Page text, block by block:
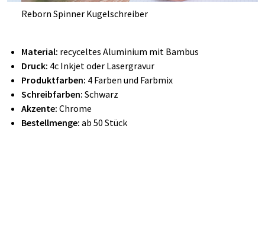
Material: recyceltes Aluminium mit Bambus
Druck: 4c Inkjet oder Lasergravur
Produktfarben: 4 Farben und Farbmix
Schreibfarben: Schwarz
Akzente: Chrome
Bestellmenge: ab 50 Stück
Reborn Spinner Kugelschreiber